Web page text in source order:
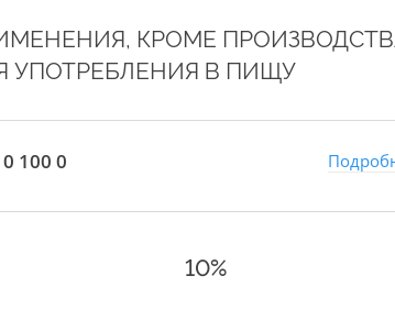
КРОМЕ
УПОТРЕБЛЕНИЯ В ПИЩУ
100 0
10%